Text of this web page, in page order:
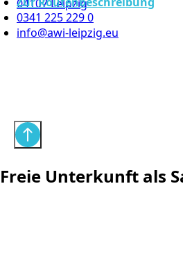
04107 Leipzig
0341 225 229 0
info@awi-leipzig.eu
Freie Unterkunft als